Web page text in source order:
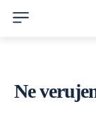
Ne